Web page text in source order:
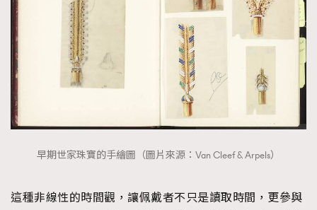
早期世家珠寶的手繪圖（圖片來源：Van Cleef & Arpels）
這種非線性的時間觀，讓佩戴者不只是讀取時間，更參與